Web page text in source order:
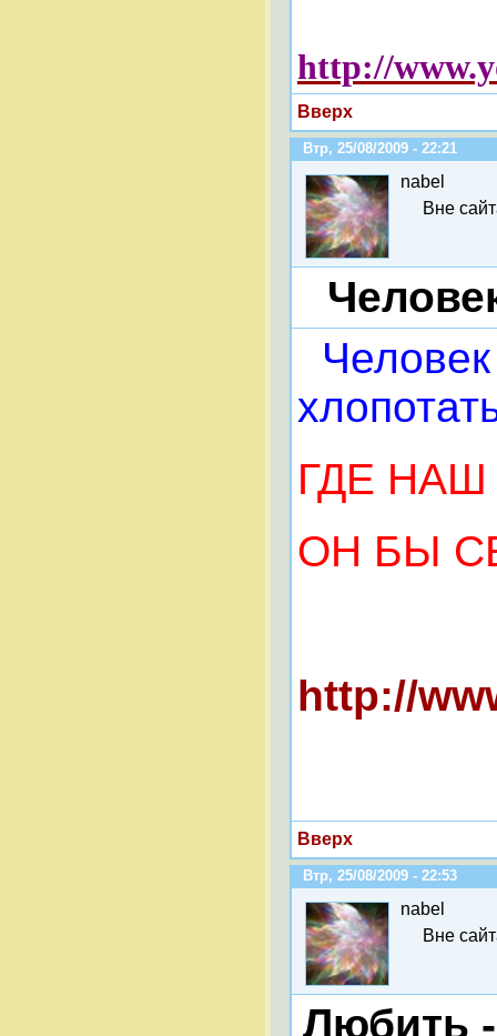
http://
Вверх
Втр, 25/08/2009 - 22:21
nabel
Вне
ГДЕ
ОН БЫ
http://
Вверх
Втр, 25/08/2009 - 22:53
nabel
Вне
Любить